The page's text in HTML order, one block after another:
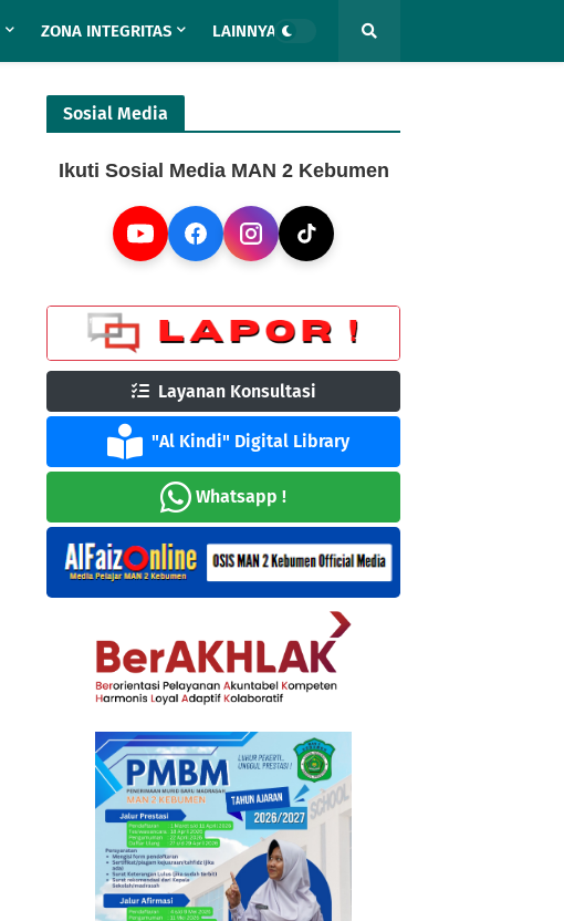
ZONA INTEGRITAS LAINNYA
Sosial Media
Ikuti Sosial Media MAN 2 Kebumen
Layanan Konsultasi
"Al Kindi" Digital Library
Whatsapp !